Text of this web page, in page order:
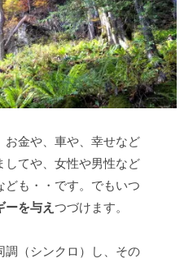
お金や、車や、幸せなど
してや、女性や男性など
ども・・です。でもいつ
ーを与え つづけます。
調（シンクロ）し、その